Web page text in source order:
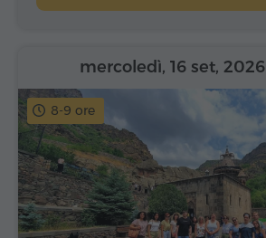
8-9 ore
mercoledì, 16 set, 2026